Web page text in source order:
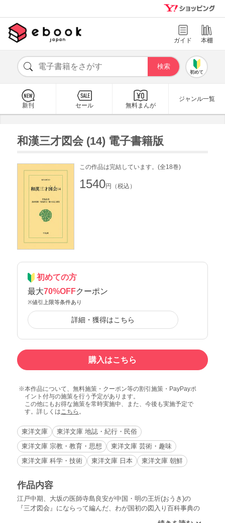
ガイド 本棚
初めて
新刊 セール 無料まんが
ジャンル一覧
和漢三才図会 (14) 電子書籍版
この作品は完結しています。(全18巻)
1540円（税込）
初めての方
最大70%OFFクーポン
※値引上限等条件あり
詳細・獲得はこちら
購入はこちら
本作品について、無料施策・クーポン等の割引施策・PayPayポ
イント付与の施策を行う予定があります。
この他にもお得な施策を常時実施中、また、今後も実施予定で
す。詳しくはこちら 。
東洋文庫
東洋文庫 地誌・紀行・民俗
東洋文庫 宗教・教育・思想
東洋文庫 芸術・趣味
東洋文庫 科学・技術
東洋文庫 日本 東洋文庫 朝鮮
作品内容
江戸中期、大坂の医師寺島良安が中国・明の王圻(おうき)の
『三才図会』にならって編んだ、わが国初の図入り百科事典の